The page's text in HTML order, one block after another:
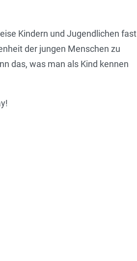
Kindern und Jugendlichen fast
der jungen Menschen zu
das, was man als Kind kennen